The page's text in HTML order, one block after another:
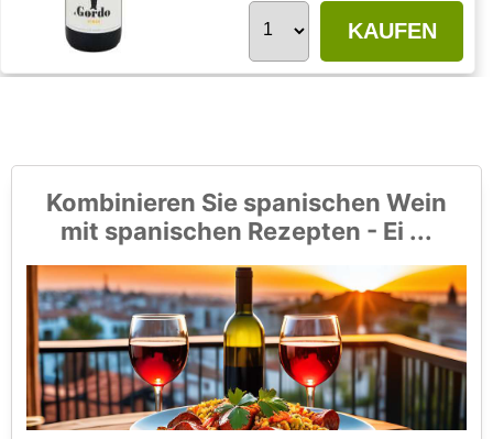
KAUFEN
Kombinieren Sie spanischen Wein
mit spanischen Rezepten - Ei ...